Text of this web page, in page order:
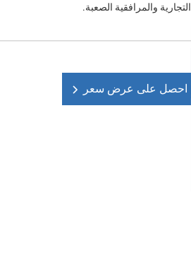
التجارية والمرافقية الصعبة.
احصل على عرض سعر